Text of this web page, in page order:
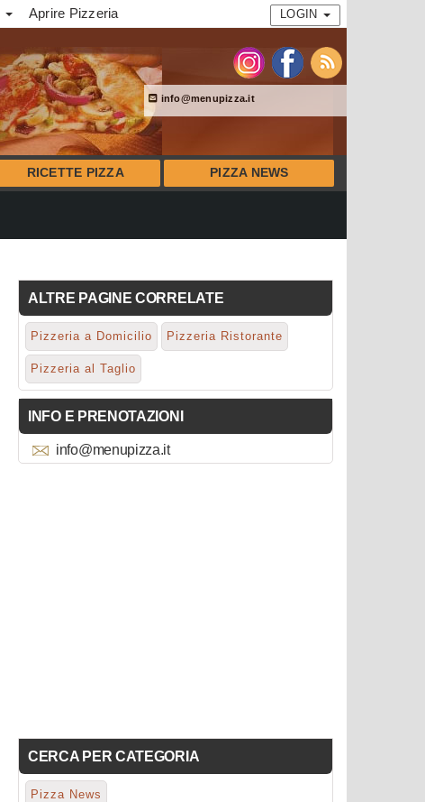
Aprire Pizzeria LOGIN
info@menupizza.it
RICETTE PIZZA PIZZA NEWS
ALTRE PAGINE CORRELATE
Pizzeria a Domicilio Pizzeria Ristorante
Pizzeria al Taglio
INFO E PRENOTAZIONI
info@menupizza.it
CERCA PER CATEGORIA
Pizza News